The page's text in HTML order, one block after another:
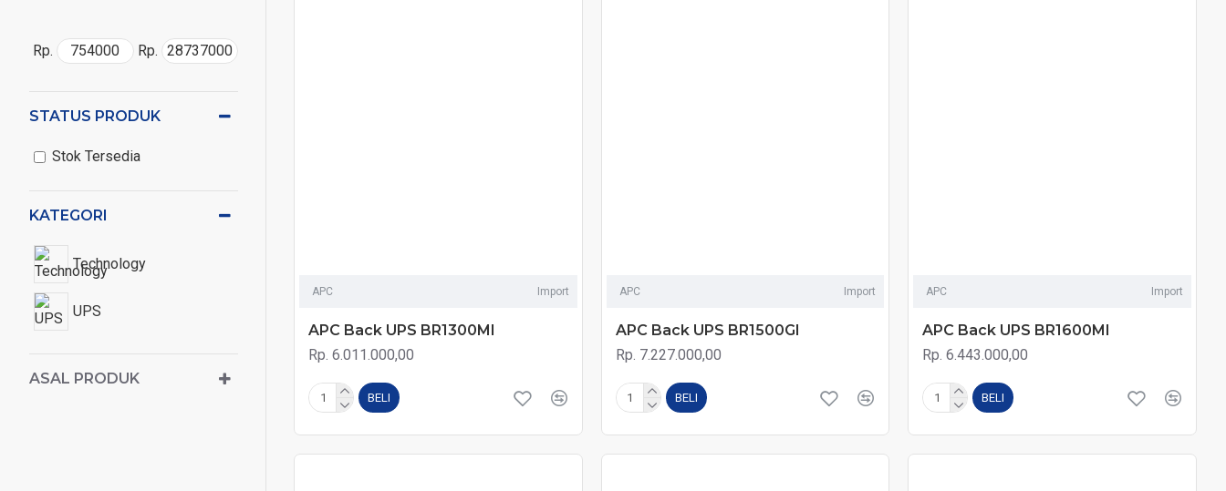
Rp. Rp.
KATEGORI
Technology
UPS
ASAL PRODUK
STATUS PRODUK
Stok Tersedia
APC Import
APC Back UPS BR1300MI
Rp. 6.011.000,00
BELI
APC Import
APC Back UPS BR1500GI
Rp. 7.227.000,00
BELI
APC Import
APC Back UPS BR1600MI
Rp. 6.443.000,00
BELI